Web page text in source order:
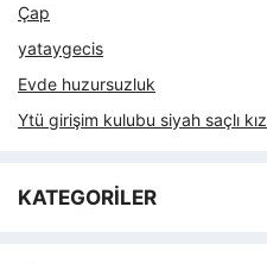
Çap
yataygecis
Evde huzursuzluk
Ytü girişim kulubu siyah saçlı kız
KATEGORİLER